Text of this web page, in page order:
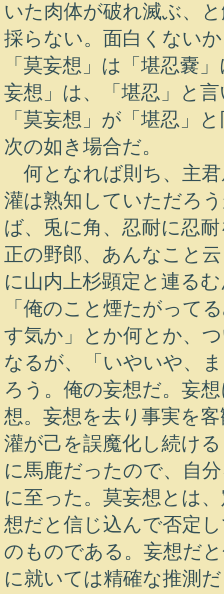
いた肉体が破れ滅ぶ、
採らない。面白くない
「莫妄想」は「堪忍嚢
妄想」は、「堪忍」と
「莫妄想」が「堪忍」
次の如き場合だ。
何となれば則ち、主君
灌は熟知していただろ
ば、兎に角、忍耐に忍
正の野郎、あんなこと
に山内上杉顕定と連る
「俺のこと煙たがっ
す気か」とか何とか、
なるが、「いやいや、
ろう。俺の妄想だ。妄
想。妄想を去り事実を
灌が己を誤魔化し続け
に馬鹿だったので、自
に至った。莫妄想とは
想だと信じ込んで否定
のものである。妄想だ
に就いては精確な推測